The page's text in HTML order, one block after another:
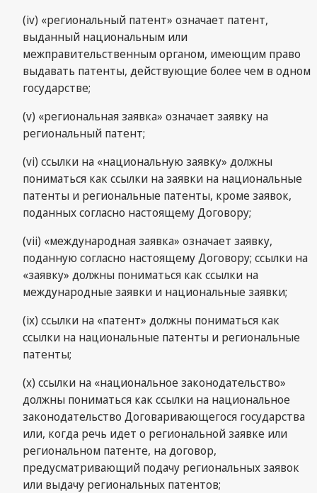
(iv) «региональный патент» означает патент,
выданный национальным или
межправительственным органом, имеющим право
выдавать патенты, действующие более чем в одном
государстве;
(v) «региональная заявка» означает заявку на
региональный патент;
(vi) ссылки на «национальную заявку» должны
пониматься как ссылки на заявки на национальные
патенты и региональные патенты, кроме заявок,
поданных согласно настоящему Договору;
(vii) «международная заявка» означает заявку,
поданную согласно настоящему Договору; ссылки на
«заявку» должны пониматься как ссылки на
международные заявки и национальные заявки;
(ix) ссылки на «патент» должны пониматься как
ссылки на национальные патенты и региональные
патенты;
(х) ссылки на «национальное законодательство»
должны пониматься как ссылки на национальное
законодательство Договаривающегося государства
или, когда речь идет о региональной заявке или
региональном патенте, на договор,
предусматривающий подачу региональных заявок
или выдачу региональных патентов;